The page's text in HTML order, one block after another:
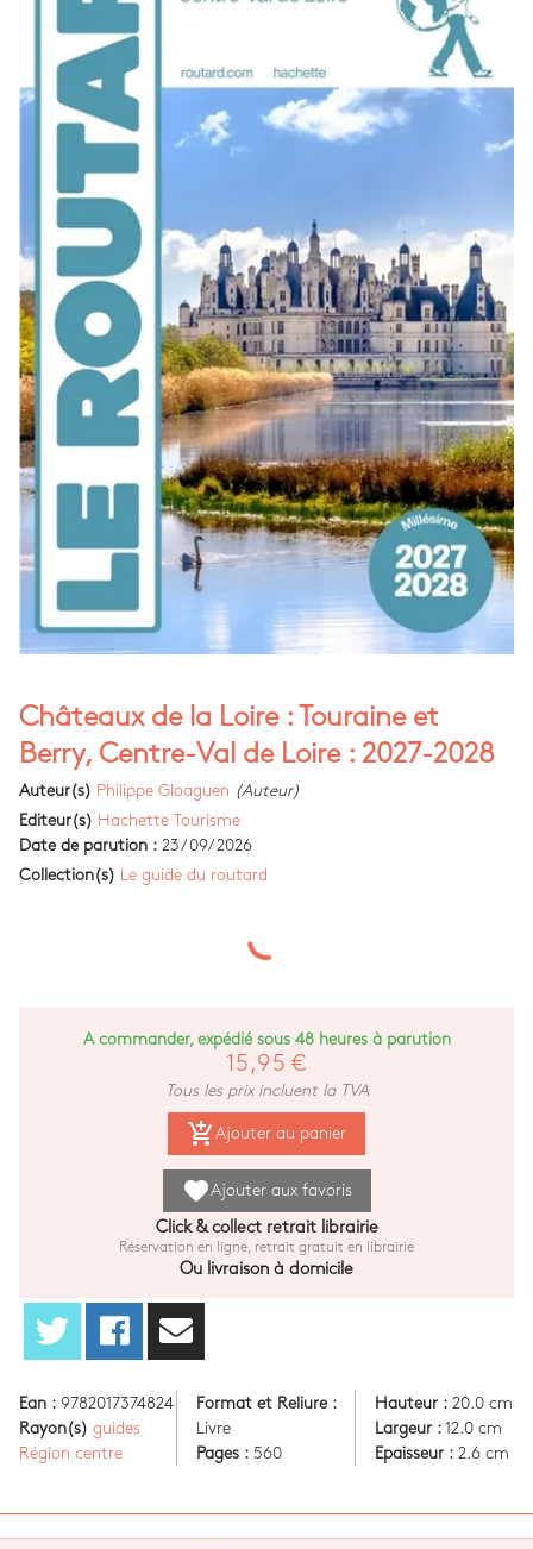
Châteaux de la Loire : Touraine et
Berry, Centre-Val de Loire : 2027-2028
Auteur(s) Philippe Gloaguen (Auteur)
Editeur(s) Hachette Tourisme
Date de parution : 23/09/2026
Collection(s)
Le guide du routard
A commander, expédié sous 48 heures à parution
15,95 €
Tous les prix incluent la TVA
add_shopping_cart Ajouter au panier
favoriteAjouter aux favoris
Click & collect retrait librairie
Réservation en ligne, retrait gratuit en librairie
Ou livraison à domicile
Ean : 9782017374824
Rayon(s) guides
Région centre
Format et Reliure :
Livre
Pages : 560
Hauteur :20.0 cm
Largeur :12.0 cm
Epaisseur :2.6 cm